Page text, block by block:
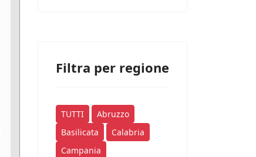
Filtra per regione
TUTTI
Abruzzo
Basilicata
Calabria
Campania